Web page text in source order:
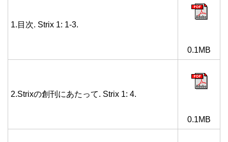
1.目次. Strix 1: 1-3.
0.1MB
2.Strixの創刊にあたって. Strix 1: 4.
0.1MB